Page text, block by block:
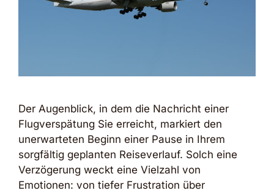
Der Augenblick, in dem die Nachricht einer
Flugverspätung Sie erreicht, markiert den
unerwarteten Beginn einer Pause in Ihrem
sorgfältig geplanten Reiseverlauf. Solch eine
Verzögerung weckt eine Vielzahl von
Emotionen: von tiefer Frustration über